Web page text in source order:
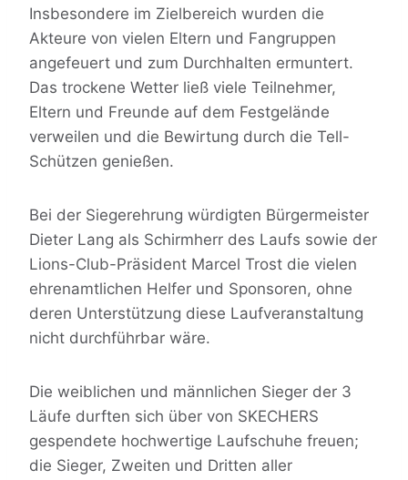
Insbesondere im Zielbereich wurden die
Akteure von vielen Eltern und Fangruppen
angefeuert und zum Durchhalten ermuntert.
Das trockene Wetter ließ viele Teilnehmer,
Eltern und Freunde auf dem Festgelände
verweilen und die Bewirtung durch die Tell-
Schützen genießen.
Bei der Siegerehrung würdigten Bürgermeister
Dieter Lang als Schirmherr des Laufs sowie der
Lions-Club-Präsident Marcel Trost die vielen
ehrenamtlichen Helfer und Sponsoren, ohne
deren Unterstützung diese Laufveranstaltung
nicht durchführbar wäre.
Die weiblichen und männlichen Sieger der 3
Läufe durften sich über von SKECHERS
gespendete hochwertige Laufschuhe freuen;
die Sieger, Zweiten und Dritten aller